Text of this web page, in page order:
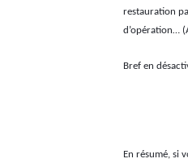
restauration
d’opération…
Bref en
En résumé, si